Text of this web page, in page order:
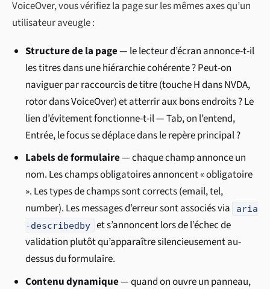
VoiceOver, vous vérifiez la page sur les mêmes axes qu’un
utilisateur aveugle :
Structure de la page— le lecteur d’écran annonce-t-il
les titres dans une hiérarchie cohérente ? Peut-on
naviguer par raccourcis de titre (touche H dans NVDA,
rotor dans VoiceOver) et atterrir aux bons endroits ? Le
lien d’évitement fonctionne-t-il — Tab, on l’entend,
Entrée, le focus se déplace dans le repère principal ?
Labels de formulaire— chaque champ annonce un
nom. Les champs obligatoires annoncent « obligatoire
». Les types de champs sont corrects (email, tel,
number). Les messages d’erreur sont associés via
aria
-describedby et s’annoncent lors de l’échec de
validation plutôt qu’apparaître silencieusement au-
dessus du formulaire.
Contenu dynamique— quand on ouvre un panneau,